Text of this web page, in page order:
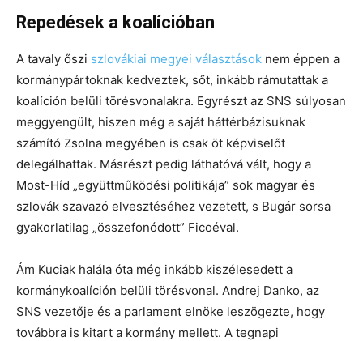
Repedések a koalícióban
A tavaly őszi szlovákiai megyei választások nem éppen a
kormánypártoknak kedveztek, sőt, inkább rámutattak a
koalíción belüli törésvonalakra. Egyrészt az SNS súlyosan
meggyengült, hiszen még a saját háttérbázisuknak
számító Zsolna megyében is csak öt képviselőt
delegálhattak. Másrészt pedig láthatóvá vált, hogy a
Most-Híd „együttműködési politikája” sok magyar és
szlovák szavazó elvesztéséhez vezetett, s Bugár sorsa
gyakorlatilag „összefonódott” Ficoéval.
Ám Kuciak halála óta még inkább kiszélesedett a
kormánykoalíción belüli törésvonal. Andrej Danko, az
SNS vezetője és a parlament elnöke leszögezte, hogy
továbbra is kitart a kormány mellett. A tegnapi